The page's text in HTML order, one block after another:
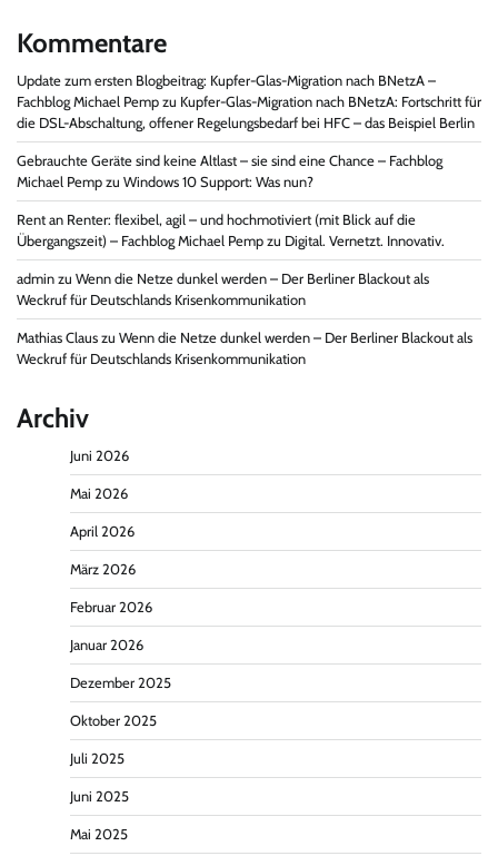
Kommentare
Update zum ersten Blogbeitrag: Kupfer-Glas-Migration nach BNetzA –
Fachblog Michael Pemp zu Kupfer-Glas-Migration nach BNetzA: Fortschritt für
die DSL-Abschaltung, offener Regelungsbedarf bei HFC – das Beispiel Berlin
Gebrauchte Geräte sind keine Altlast – sie sind eine Chance – Fachblog
Michael Pemp zu Windows 10 Support: Was nun?
Rent an Renter: flexibel, agil – und hochmotiviert (mit Blick auf die
Übergangszeit) – Fachblog Michael Pemp zu Digital. Vernetzt. Innovativ.
admin zu Wenn die Netze dunkel werden – Der Berliner Blackout als
Weckruf für Deutschlands Krisenkommunikation
Mathias Claus zu Wenn die Netze dunkel werden – Der Berliner Blackout als
Weckruf für Deutschlands Krisenkommunikation
Archiv
Juni 2026
Mai 2026
April 2026
März 2026
Februar 2026
Januar 2026
Dezember 2025
Oktober 2025
Juli 2025
Juni 2025
Mai 2025